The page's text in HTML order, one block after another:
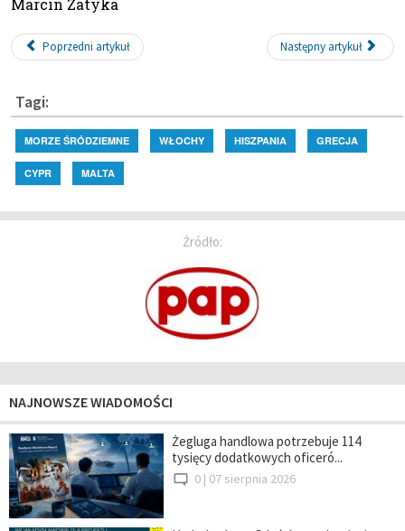
Marcin Zatyka
Poprzedni artykuł Następny artykuł
Tagi:
MORZE ŚRÓDZIEMNE WŁOCHY HISZPANIA GRECJA
CYPR MALTA
Źródło:
NAJNOWSZE WIADOMOŚCI
Żegluga handlowa potrzebuje 114
tysięcy dodatkowych oficeró...
0 | 07 sierpnia 2026